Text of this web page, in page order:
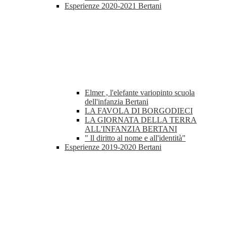
Esperienze 2020-2021 Bertani
Elmer , l'elefante variopinto scuola
dell'infanzia Bertani
LA FAVOLA DI BORGODIECI
LA GIORNATA DELLA TERRA
ALL'INFANZIA BERTANI
" ll diritto al nome e all'identità"
Esperienze 2019-2020 Bertani